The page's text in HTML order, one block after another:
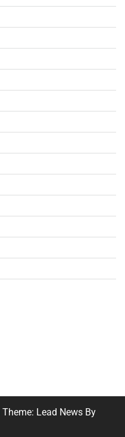
Theme: Lead News By